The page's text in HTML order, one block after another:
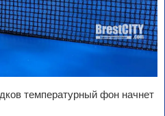
температурный фон начнет